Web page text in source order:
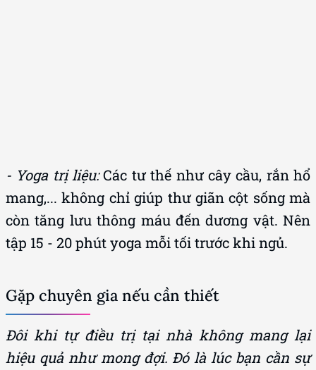
mang,... không chỉ giúp thư giãn cột sống mà
còn tăng lưu thông máu đến dương vật. Nên
tập 15 - 20 phút yoga mỗi tối trước khi ngủ.
Đôi khi tự điều trị tại nhà không mang lại
hiệu quả như mong đợi. Đó là lúc bạn cần sự
trợ giúp từ các chuyên gia: